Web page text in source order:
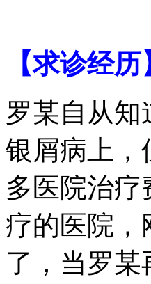
【求诊经
罗某自从
银屑病上，
多医院治
疗的医院，
了，当罗